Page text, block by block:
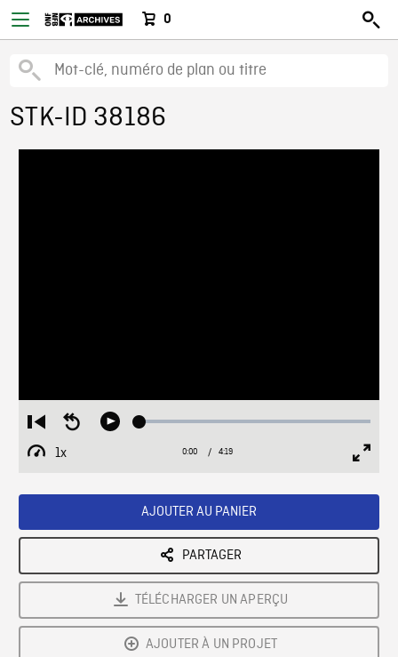
0
STK-ID 38186
Restart
from
beginning
Seek
Play Loaded:
1x
Playback
Current
0:00 / Duration
4:19
AJOUTER AU PANIER
PARTAGER
TÉLÉCHARGER UN APERÇU
AJOUTER À UN PROJET